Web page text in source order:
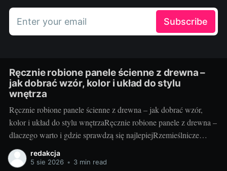
Enter your email Subscribe
Ręcznie robione panele ścienne z drewna –
jak dobrać wzór, kolor i układ do stylu
wnętrza
Ręcznie robione panele ścienne z drewna – jak dobrać wzór,
kolor i układ do stylu wnętrzaRęcznie robione panele z drewna –
dlaczego warto i gdzie sprawdzą się najlepiejRzemieślnicze
panele ścienne to coś więcej niż okładzina – to faktura, ciepło i
unikatowy rysunek słojów, którego nie da się skopiować.
redakcja
5 sie 2026 • 3 min read